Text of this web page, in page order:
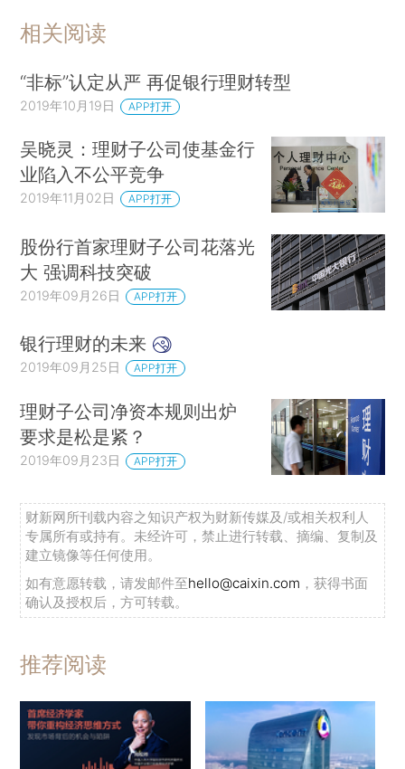
相关阅读
“非标”认定从严 再促银行理财转型
2019年10月19日 APP打开
吴晓灵：理财子公司使基金行
业陷入不公平竞争
2019年11月02日 APP打开
股份行首家理财子公司花落光
大 强调科技突破
2019年09月26日 APP打开
银行理财的未来
2019年09月25日 APP打开
理财子公司净资本规则出炉
要求是松是紧？
2019年09月23日 APP打开
财新网所刊载内容之知识产权为财新传媒及/或相关权利人
专属所有或持有。未经许可，禁止进行转载、摘编、复制及
建立镜像等任何使用。
如有意愿转载，请发邮件至hello@caixin.com ，获得书面
确认及授权后，方可转载。
推荐阅读